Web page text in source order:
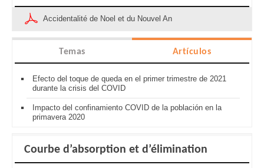
Accidentalité de Noel et du Nouvel An
Temas Artículos
Efecto del toque de queda en el primer trimestre de 2021
durante la crisis del COVID
Impacto del confinamiento COVID de la población en la
primavera 2020
Courbe d’absorption et d’élimination